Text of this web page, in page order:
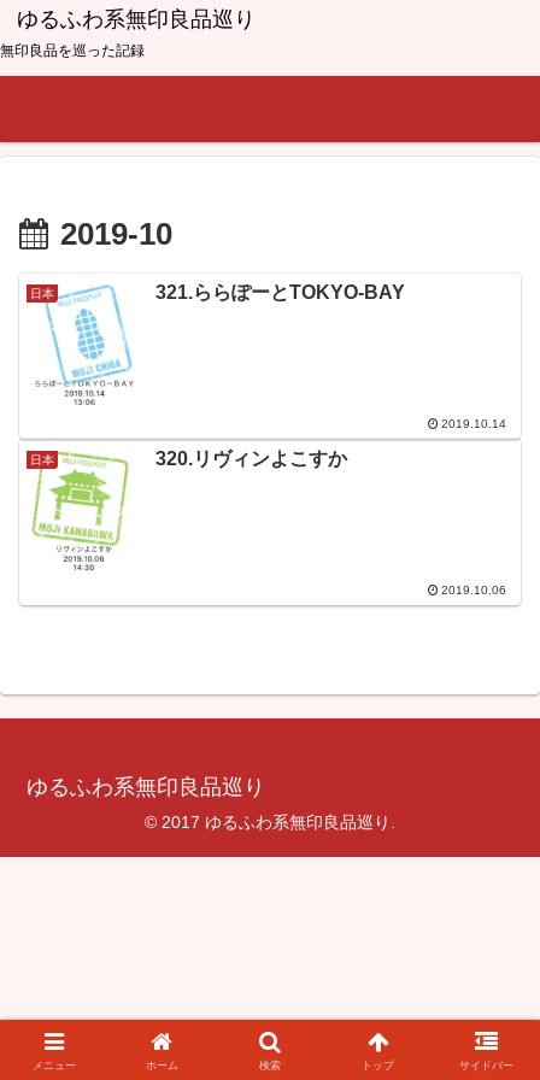
ゆるふわ系無印良品巡り
無印良品を巡った記録
2019-10
日本 321.ららぽーとTOKYO-BAY
2019.10.14
日本 320.リヴィンよこすか
2019.10.06
ゆるふわ系無印良品巡り
© 2017 ゆるふわ系無印良品巡り.
メニュー ホーム 検索 トップ サイドバー